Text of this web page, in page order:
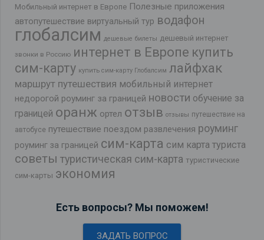
Мобильный интернет в Европе Полезные приложения
автопутешествие виртуальный тур водафон
глобалсим дешевые билеты дешевый интернет
звонки в Россию интернет в Европе купить
сим-карту купить сим-карту Глобалсим лайфхак
маршрут путешествия мобильный интернет
недорогой роуминг за границей новости обучение за
границей оранж ортел отзыв отзывы путешествие на
автобусе путешествие поездом развлечения роуминг
роуминг за границей сим-карта сим карта туриста
советы туристическая сим-карта туристические
сим-карты экономия
Есть вопросы? Мы поможем!
ЗАДАТЬ ВОПРОС